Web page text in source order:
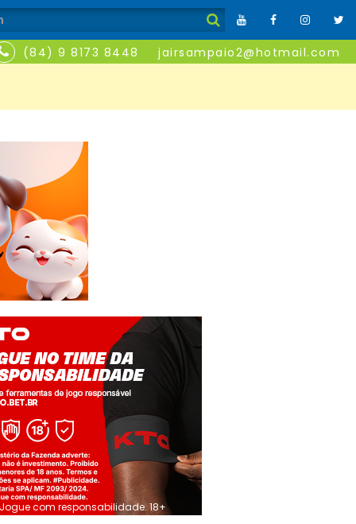
(84) 9 8173 8448 jairsampaio2@hotmail.com
Jogue com responsabilidade. 18+